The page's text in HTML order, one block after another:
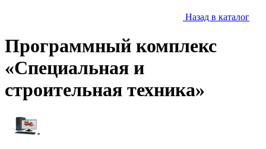
Назад в каталог
Программный комплекс
«Специальная и
строительная техника»